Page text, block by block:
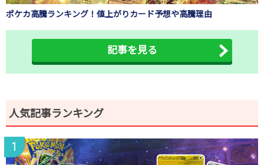
ポケカ高騰ランキング！値上がりカード予想や高騰理由
記事を見る
人気記事ランキング